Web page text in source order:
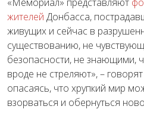
жителей Донбасса,
живущих и сейчас в
существованию, не
безопасности, не знающими,
вроде не стреляют», –
опасаясь, что хрупкий мир
взорваться и обернуться